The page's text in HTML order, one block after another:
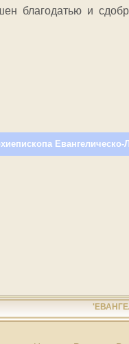
благодатью и